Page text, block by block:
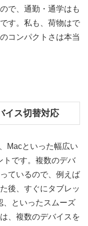
で、通勤・通学はも
す。私も、荷物はで
コンパクトさは本当
イス切替対応
Macといった幅広い
トです。複数のデバ
ているので、例えば
後、すぐにタブレッ
、といったスムーズ
、複数のデバイスを